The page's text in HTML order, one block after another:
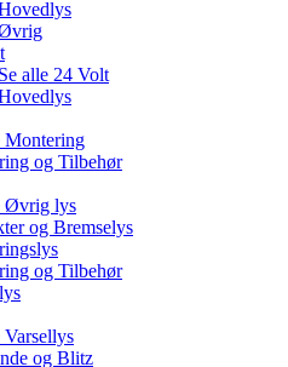
Se alle 24 Volt
Montering
og Tilbehør
Øvrig lys
og Bremselys
og Tilbehør
Varsellys
og Blitz